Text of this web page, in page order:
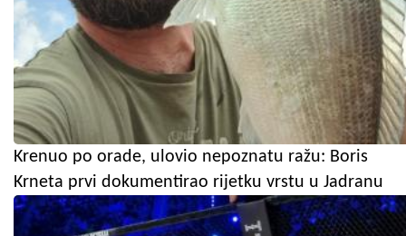
Krenuo po orade, ulovio nepoznatu ražu: Boris
Krneta prvi dokumentirao rijetku vrstu u Jadranu